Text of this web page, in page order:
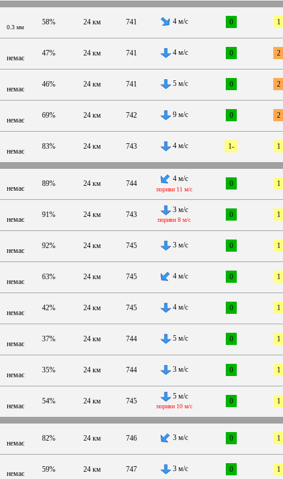
0.3 мм
58% 24 км 741 4 м/с 0 1
немає
47% 24 км 741 4 м/с 0 2
немає
46% 24 км 741 5 м/с 0 2
немає
69% 24 км 742 9 м/с 0 2
немає
83% 24 км 743 4 м/с 1- 1
немає
89% 24 км 744
4 м/с
пориви 11 м/с
0 1
немає
91% 24 км 743
3 м/с
пориви 8 м/с
0 1
немає
92% 24 км 745 3 м/с 0 1
немає
63% 24 км 745 4 м/с 0 1
немає
42% 24 км 745 4 м/с 0 1
немає
37% 24 км 744 5 м/с 0 1
немає
35% 24 км 744 3 м/с 0 1
немає
54% 24 км 745
5 м/с
пориви 10 м/с
0 1
немає
82% 24 км 746 3 м/с 0 1
немає 59% 24 км 747 3 м/с 0 1